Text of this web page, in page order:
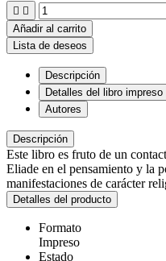
 
Añadir al carrito
Lista de deseos
Descripción
Detalles del libro impreso
Autores
Descripción
Este libro es fruto de un
Eliade en el pensamiento y la
manifestaciones de carácter
Detalles del producto
Formato
Impreso
Estado